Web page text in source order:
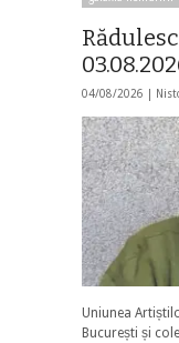
04/08/2026 |
Uniunea
București și